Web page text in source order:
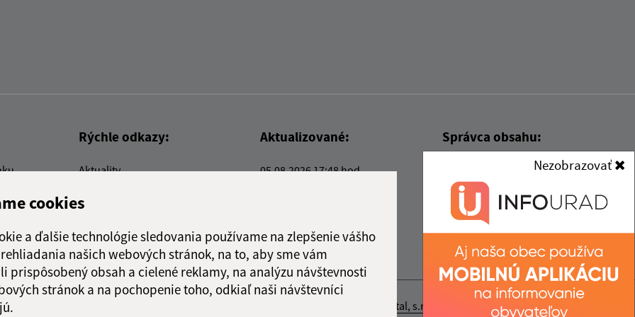
cookies
a ďalšie technológie sledovania používame na zlepšenie vášho
našich webových stránok, na to, aby sme vám
prispôsobený obsah a cielené reklamy, na analýzu návštevnosti
stránok a na pochopenie toho, odkiaľ naši návštevníci
Nezobrazovať
Rýchle odkazy:
Aktuality
E-služby
Triedenie odpadu
Aktualizované:
05.08.2026 17:48 hod.
Správca obsahu:
Správca obsahu je Obec Kysak.
Vytvorené v súlade s
dizajn manuálom elektronických
služieb.
spoločnosť webex.digital, s.r.o.